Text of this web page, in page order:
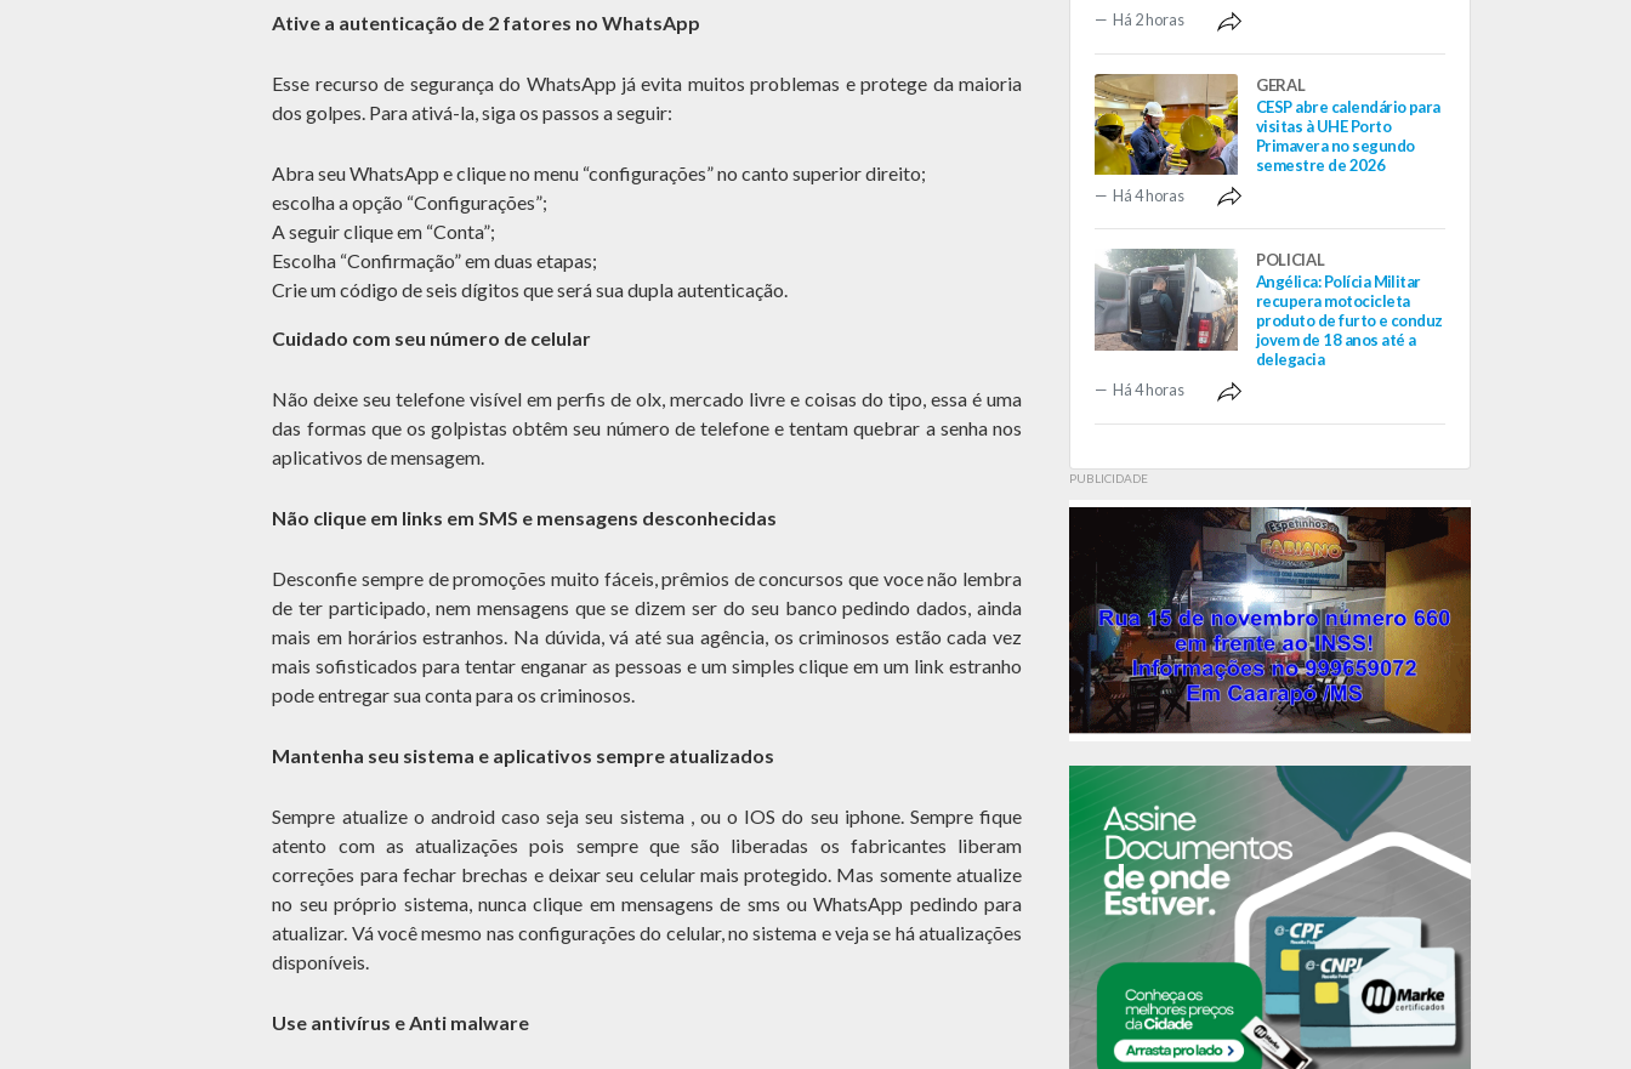
Ative a autenticação de 2 fatores no WhatsApp
Esse recurso de segurança do WhatsApp já evita muitos problemas e protege da maioria
dos golpes. Para ativá-la, siga os passos a seguir:
Abra seu WhatsApp e clique no menu “configurações” no canto superior direito;
escolha a opção “Configurações”;
A seguir clique em “Conta”;
Escolha “Confirmação” em duas etapas;
Crie um código de seis dígitos que será sua dupla autenticação.
Cuidado com seu número de celular
Não deixe seu telefone visível em perfis de olx, mercado livre e coisas do tipo, essa é uma
das formas que os golpistas obtêm seu número de telefone e tentam quebrar a senha nos
aplicativos de mensagem.
Não clique em links em SMS e mensagens desconhecidas
Desconfie sempre de promoções muito fáceis, prêmios de concursos que voce não lembra
de ter participado, nem mensagens que se dizem ser do seu banco pedindo dados, ainda
mais em horários estranhos. Na dúvida, vá até sua agência, os criminosos estão cada vez
mais sofisticados para tentar enganar as pessoas e um simples clique em um link estranho
pode entregar sua conta para os criminosos.
Mantenha seu sistema e aplicativos sempre atualizados
Sempre atualize o android caso seja seu sistema , ou o IOS do seu iphone. Sempre fique
atento com as atualizações pois sempre que são liberadas os fabricantes liberam
correções para fechar brechas e deixar seu celular mais protegido. Mas somente atualize
no seu próprio sistema, nunca clique em mensagens de sms ou WhatsApp pedindo para
atualizar. Vá você mesmo nas configurações do celular, no sistema e veja se há atualizações
disponíveis.
Use antivírus e Anti malware
Há 2 horas
GERAL
CESP abre calendário para
visitas à UHE Porto
Primavera no segundo
semestre de 2026
Há 4 horas
POLICIAL
Angélica: Polícia Militar
recupera motocicleta
produto de furto e conduz
jovem de 18 anos até a
delegacia
Há 4 horas
PUBLICIDADE